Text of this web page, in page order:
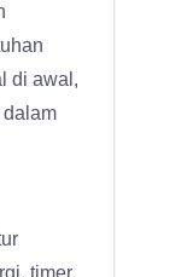
di awal,